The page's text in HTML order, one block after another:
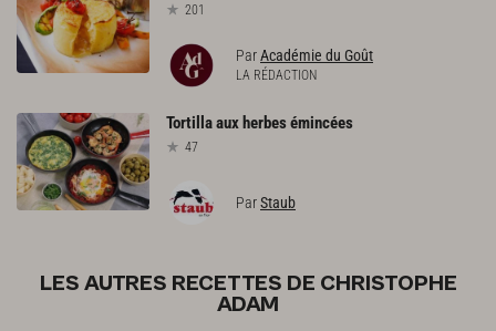
201
ParAcadémie du Goût
LA RÉDACTION
Tortillaaux herbesémincées
47
ParStaub
LES AUTRES RECETTES DE CHRISTOPHE
ADAM